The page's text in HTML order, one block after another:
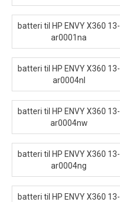
batteri til HP ENVY X360 13-
ar0001na
batteri til HP ENVY X360 13-
ar0004nl
batteri til HP ENVY X360 13-
ar0004nw
batteri til HP ENVY X360 13-
ar0004ng
batteri til HP ENVY X360 13-